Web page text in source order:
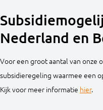
Nederland en
Voor een groot aantal van onze
subsidieregeling waarmee een
Kijk voor meer informatie hier.